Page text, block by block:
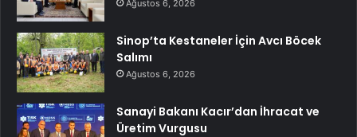
Ağustos 6, 2026
Sinop’ta Kestaneler İçin Avcı Böcek
Salımı
Ağustos 6, 2026
Sanayi Bakanı Kacır’dan İhracat ve
Üretim Vurgusu